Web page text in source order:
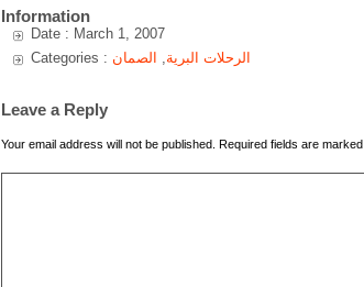
Information
Date : March 1, 2007
Categories :
الرحلات البرية, الصمان
Leave a Reply
Your email address will not be published. Required fields are marked